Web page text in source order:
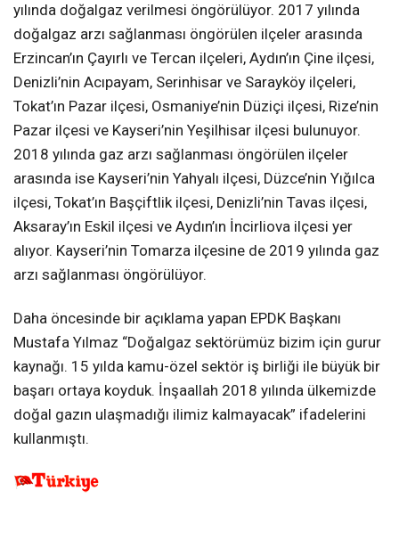
yılında doğalgaz verilmesi öngörülüyor. 2017 yılında
doğalgaz arzı sağlanması öngörülen ilçeler arasında
Erzincan’ın Çayırlı ve Tercan ilçeleri, Aydın’ın Çine ilçesi,
Denizli’nin Acıpayam, Serinhisar ve Sarayköy ilçeleri,
Tokat’ın Pazar ilçesi, Osmaniye’nin Düziçi ilçesi, Rize’nin
Pazar ilçesi ve Kayseri’nin Yeşilhisar ilçesi bulunuyor.
2018 yılında gaz arzı sağlanması öngörülen ilçeler
arasında ise Kayseri’nin Yahyalı ilçesi, Düzce’nin Yığılca
ilçesi, Tokat’ın Başçiftlik ilçesi, Denizli’nin Tavas ilçesi,
Aksaray’ın Eskil ilçesi ve Aydın’ın İncirliova ilçesi yer
alıyor. Kayseri’nin Tomarza ilçesine de 2019 yılında gaz
arzı sağlanması öngörülüyor.
Daha öncesinde bir açıklama yapan EPDK Başkanı
Mustafa Yılmaz “Doğalgaz sektörümüz bizim için gurur
kaynağı. 15 yılda kamu-özel sektör iş birliği ile büyük bir
başarı ortaya koyduk. İnşaallah 2018 yılında ülkemizde
doğal gazın ulaşmadığı ilimiz kalmayacak” ifadelerini
kullanmıştı.